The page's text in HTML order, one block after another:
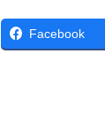
Facebook